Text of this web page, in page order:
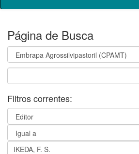
Página de Busca
Filtros correntes: